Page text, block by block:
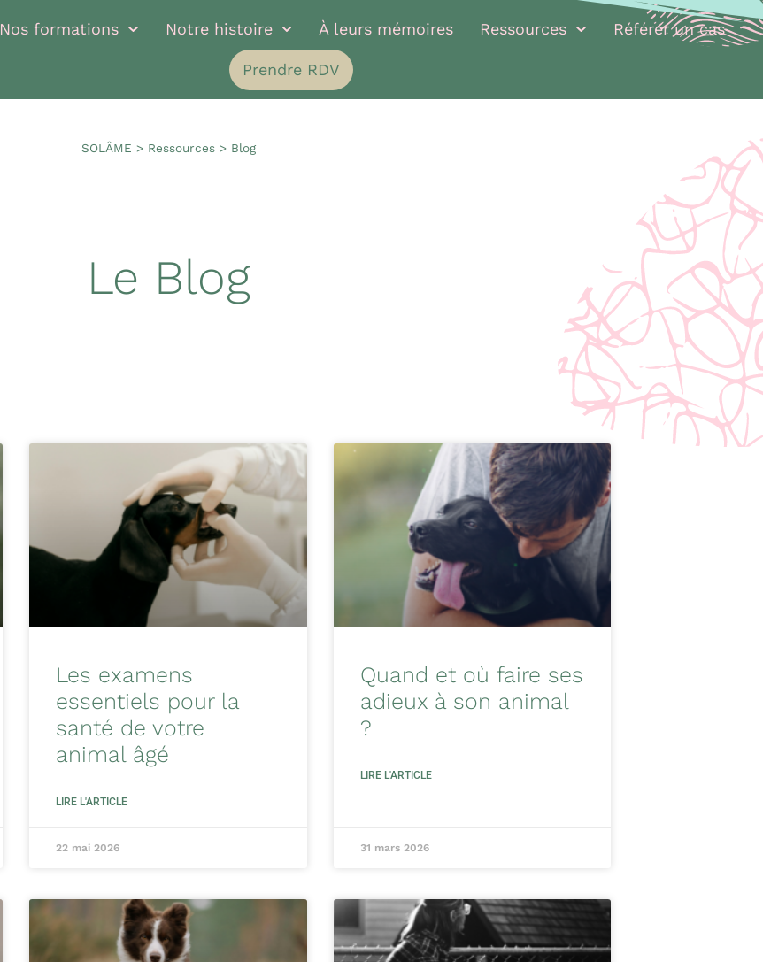
Nos formations Notre histoire À leurs mémoires Ressources Référer un cas
Prendre RDV
SOLÂME > Ressources> Blog
Le Blog
Les examens
essentiels pour la
santé de votre
animal âgé
LIRE L'ARTICLE
22 mai 2026
Quand et où faire ses
adieux à son animal
?
LIRE L'ARTICLE
31 mars 2026